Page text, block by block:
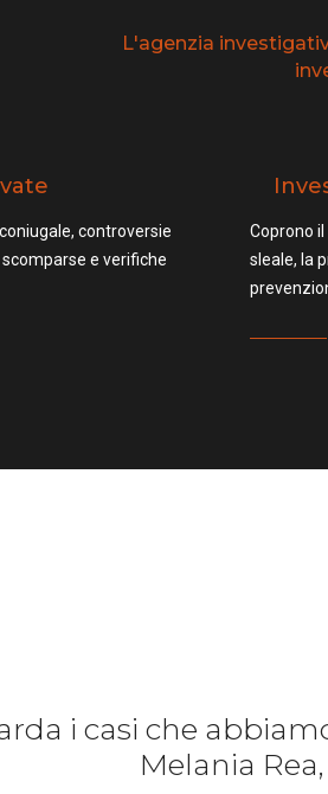
L'agenzia
controversie
e verifiche
Coprono
sleale, la
i casi che
Melania